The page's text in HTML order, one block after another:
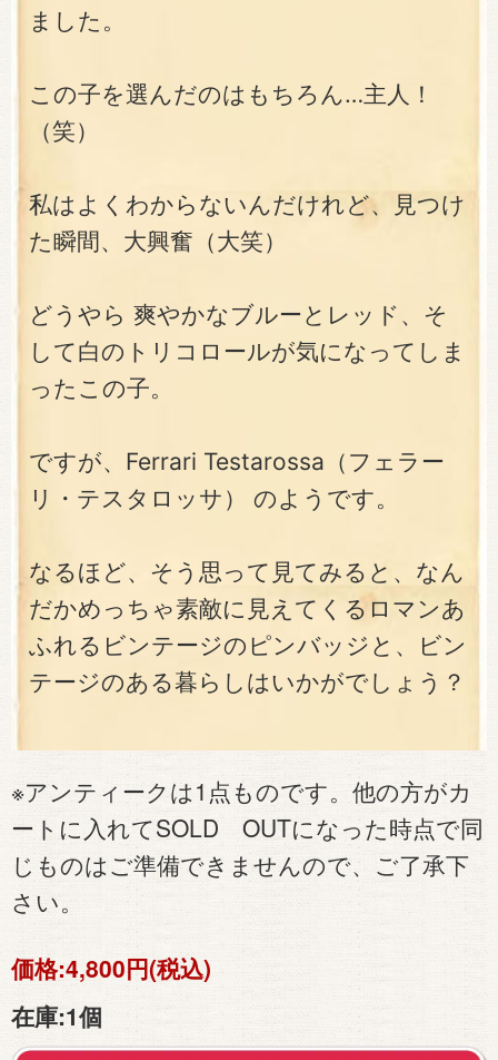
ました。
この子を選んだのはもちろん…主人！
（笑）
私はよくわからないんだけれど、見つけ
た瞬間、大興奮（大笑）
どうやら 爽やかなブルーとレッド、そ
して白のトリコロールが気になってしま
ったこの子。
ですが、Ferrari Testarossa（フェラー
リ・テスタロッサ） のようです。
なるほど、そう思って見てみると、なん
だかめっちゃ素敵に見えてくるロマンあ
ふれるビンテージのピンバッジと、ビン
テージのある暮らしはいかがでしょう？
※アンティークは1点ものです。他の方がカ
ートに入れてSOLD OUTになった時点で同
じものはご準備できませんので、ご了承下
さい。
価格:4,800円(税込)
在庫:1個